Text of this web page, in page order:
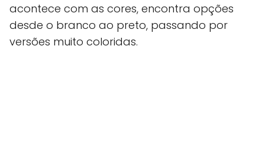
acontece com as cores, encontra opções
desde o branco ao preto, passando por
versões muito coloridas.